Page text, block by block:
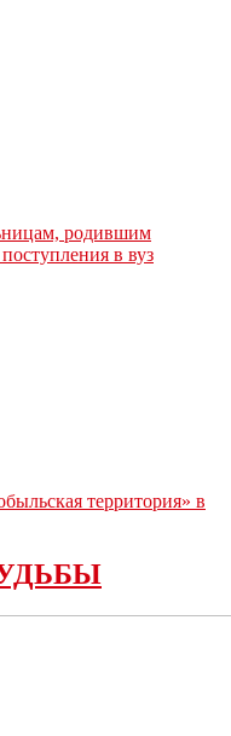
родившим
в вуз
территория» в